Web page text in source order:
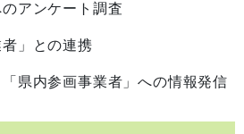
のアンケート調査
者」との連携
「県内参画事業者」への情報発信